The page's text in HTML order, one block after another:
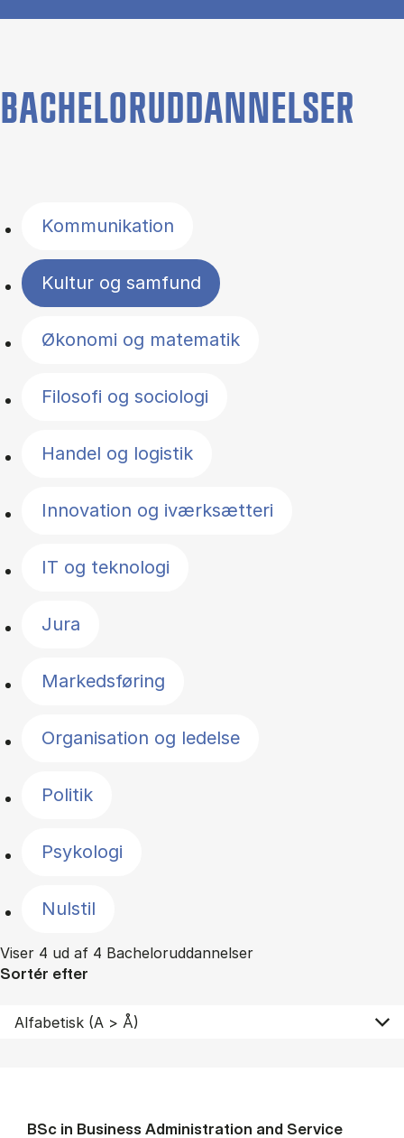
BACHELORUDDANNELSER
Kommunikation
Kultur og samfund
Økonomi og matematik
Filosofi og sociologi
Handel og logistik
Innovation og iværksætteri
IT og teknologi
Jura
Markedsføring
Organisation og ledelse
Politik
Psykologi
Nulstil
Viser 4 ud af 4 Bacheloruddannelser
Sortér efter
BSc in Busi­ness Ad­min­is­tra­tion and Ser­vice